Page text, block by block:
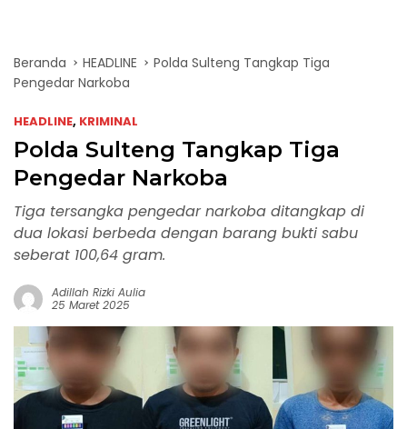
Beranda HEADLINE
Polda Sulteng Tangkap Tiga
Pengedar Narkoba
HEADLINE, KRIMINAL
Polda Sulteng Tangkap Tiga
Pengedar Narkoba
Tiga tersangka pengedar narkoba ditangkap di
dua lokasi berbeda dengan barang bukti sabu
seberat 100,64 gram.
Adillah Rizki Aulia
25 Maret 2025